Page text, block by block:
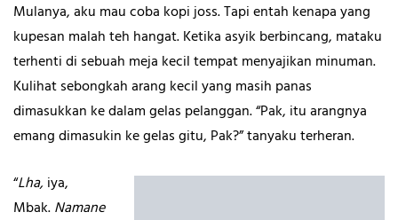
Mulanya, aku mau coba kopi joss. Tapi entah kenapa yang
kupesan malah teh hangat. Ketika asyik berbincang, mataku
terhenti di sebuah meja kecil tempat menyajikan minuman.
Kulihat sebongkah arang kecil yang masih panas
dimasukkan ke dalam gelas pelanggan. “Pak, itu arangnya
emang dimasukin ke gelas gitu, Pak?” tanyaku terheran.
“Lha,iya,
Mbak.Namane